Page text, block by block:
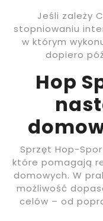
Jeśli zależy
stopniowaniu
w którym
dopiero
Hop
Sprzęt Hop-
które pomagają
domowych. W
możliwość
celów – od